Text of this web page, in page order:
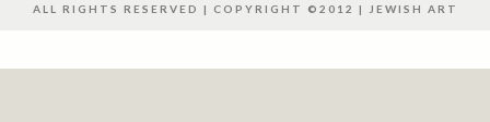
ALL RIGHTS RESERVED | COPYRIGHT ©2012 | JEWISH ART